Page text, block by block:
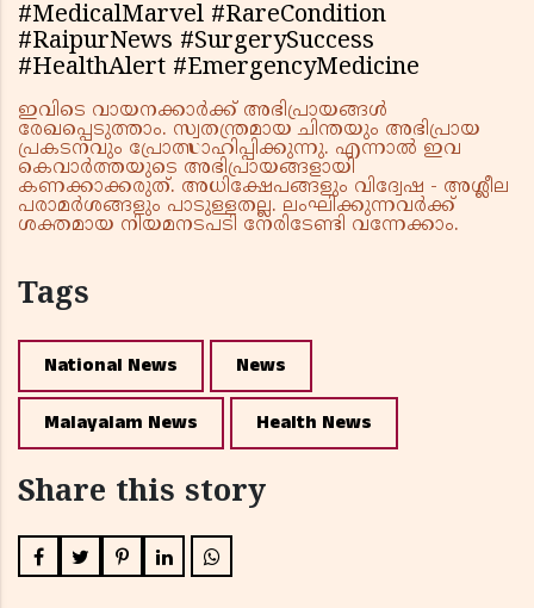
#MedicalMarvel #RareCondition
#RaipurNews #SurgerySuccess
#HealthAlert #EmergencyMedicine
ഇവിടെ വായനക്കാർക്ക് അഭിപ്രായങ്ങൾ
രേഖപ്പെടുത്താം. സ്വതന്ത്രമായ ചിന്തയും അഭിപ്രായ
പ്രകടനവും പ്രോത്സാഹിപ്പിക്കുന്നു. എന്നാൽ ഇവ
കെവാർത്തയുടെ അഭിപ്രായങ്ങളായി
കണക്കാക്കരുത്. അധിക്ഷേപങ്ങളും വിദ്വേഷ - അശ്ലീല
പരാമർശങ്ങളും പാടുള്ളതല്ല. ലംഘിക്കുന്നവർക്ക്
ശക്തമായ നിയമനടപടി നേരിടേണ്ടി വന്നേക്കാം.
Tags
National News News
Malayalam News Health News
Share this story